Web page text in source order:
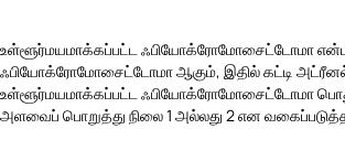
உள்ளூர்மயமாக்கப்பட்ட ஃபியோக்ரோமோசைட்டோமா
ஃபியோக்ரோமோசைட்டோமா ஆகும், இதில் கட்டி அட்ரீனல்
உள்ளூர்மயமாக்கப்பட்ட ஃபியோக்ரோமோசைட்டோமா
அளவைப் பொறுத்து நிலை 1 அல்லது 2 என